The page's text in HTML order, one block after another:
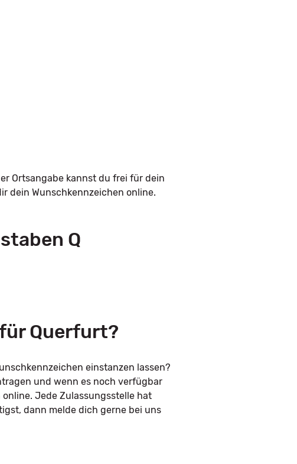
Ortsangabe kannst du frei für dein
dein Wunschkennzeichen online.
Q
Querfurt?
einstanzen lassen?
und wenn es noch verfügbar
Jede Zulassungsstelle hat
dann melde dich gerne bei uns